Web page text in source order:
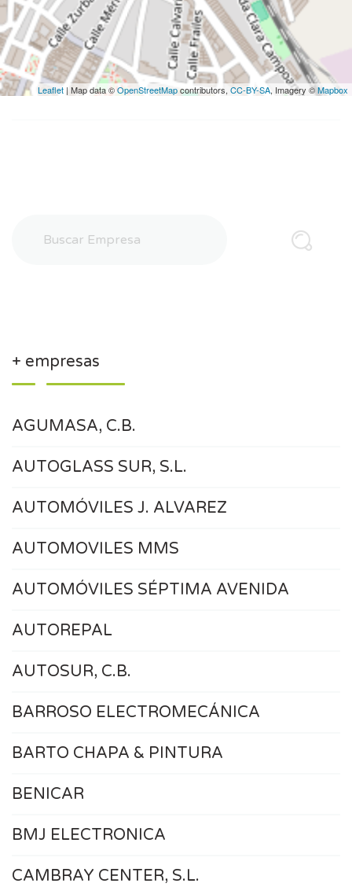
Leaflet | Map data ©OpenStreetMapcontributors, CC-BY-SA, Imagery ©Mapbox
+ empresas
AGUMASA, C.B.
AUTOGLASS SUR, S.L.
AUTOMÓVILES J. ALVAREZ
AUTOMOVILES MMS
AUTOMÓVILES SÉPTIMA AVENIDA
AUTOREPAL
AUTOSUR, C.B.
BARROSO ELECTROMECÁNICA
BARTO CHAPA & PINTURA
BENICAR
BMJ ELECTRONICA
CAMBRAY CENTER, S.L.